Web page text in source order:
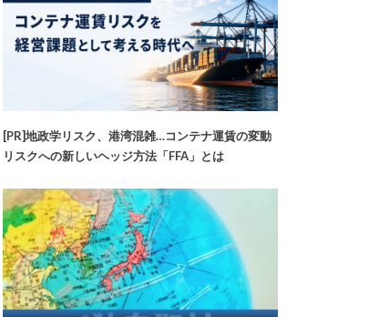
[PR]地政学リスク、港湾混雑…コンテナ運賃の変動
リスクへの新しいヘッジ方法「FFA」とは